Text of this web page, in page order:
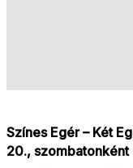
Színes Egér – Két
20., szombatonként